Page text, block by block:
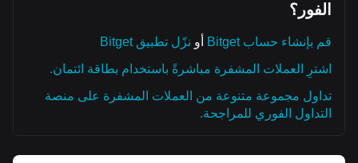
الفور؟
قم بإنشاء حساب Bitget أو نزّل تطبيق Bitget
اشترِ العملات المشفرة مباشرةً باستخدام بطاقة ائتمان.
تداول مجموعة متنوعة من العملات المشفرة على منصة
التداول الفوري للمراجحة.